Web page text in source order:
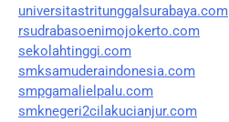
universitastritunggalsurabaya.com
rsudrabasoenimojokerto.com
sekolahtinggi.com
smksamuderaindonesia.com
smpgamalielpalu.com
smknegeri2cilakucianjur.com